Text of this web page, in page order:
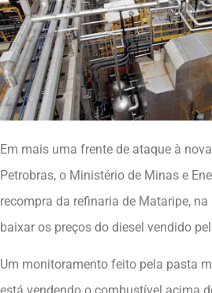
Em mais uma frente de ataque à
Petrobras, o Ministério de Minas e
recompra da refinaria de Mataripe,
baixar os preços do diesel vendido
Um monitoramento feito pela pasta